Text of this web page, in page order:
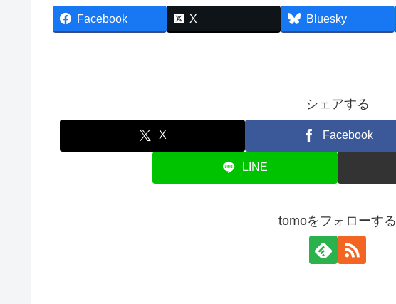
Facebook X Bluesky
シェアする
X Facebook
LINE
tomoをフォローする